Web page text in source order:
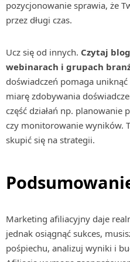
pozycjonowanie sprawia, że
przez długi czas.
Ucz się od innych. Czytaj
webinarach i grupach
doświadczeń pomaga
miarę zdobywania
część działań np. planowanie
czy monitorowanie wyników.
skupić się na strategii.
Marketing afiliacyjny daje
jednak osiągnąć sukces,
pośpiechu, analizuj wyniki i